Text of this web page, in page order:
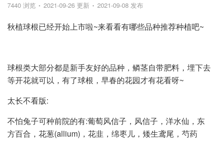
7440 浏览 2021-09-26 更新 2021-09-08 发布
秋植球根已经开始上市啦~来看看有哪些品种推荐种植吧~
球根类大部分都是新手友好的品种，鳞茎自带肥料，埋下去
等开花就可以，有了球根，早春的花园才有花看呀~
太长不看版:
不怕兔子可种前院的有:葡萄风信子，风信子，洋水仙，东
方百合，花葱(allium)，花韭，绵枣儿，矮生鸢尾，芍药